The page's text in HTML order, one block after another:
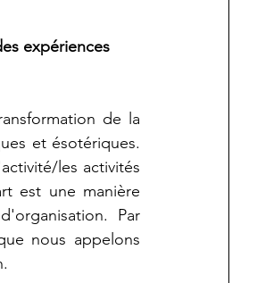
expériences
de la
et ésotériques.
les activités
est une manière
Par
nous appelons